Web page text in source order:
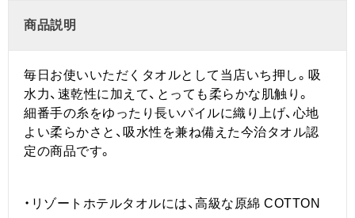
商品説明
毎日お使いいただくタオルとして当店いち押し。吸
水力、速乾性に加えて、とっても柔らかな肌触り。
細番手の糸をゆったり長いパイルに織り上げ、心地
よい柔らかさと、吸水性を兼ね備えた今治タオル認
定の商品です。
・リゾートホテルタオルには、高級な原綿 COTTON